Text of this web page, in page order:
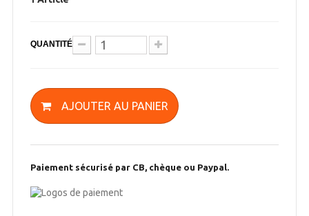
QUANTITÉ
AJOUTER AU PANIER
Paiement sécurisé par CB, chèque ou Paypal.